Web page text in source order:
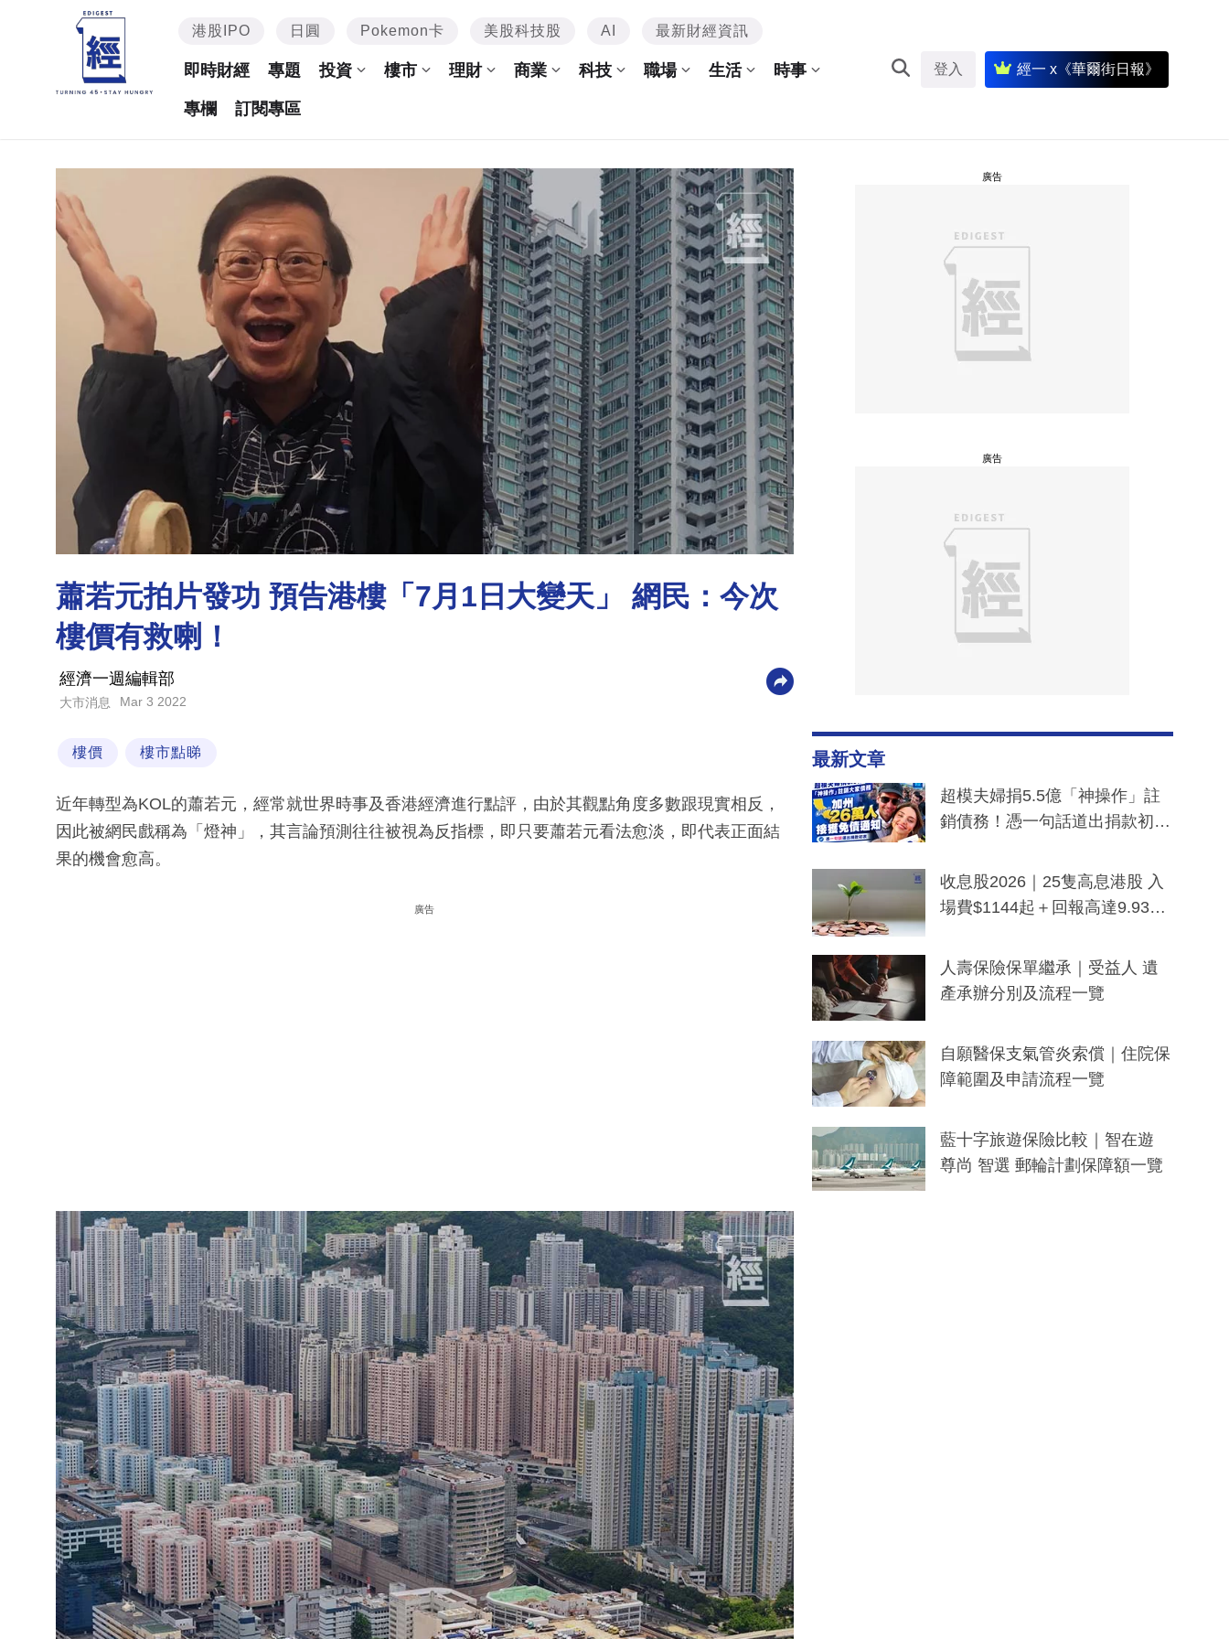
港股IPO 日圓 Pokemon卡 美股科技股 AI 最新財經資訊
即時財經 專題 投資 樓市 理財 商業 科技 職場 生活 時事
專欄 訂閱專區
登入 經一 x《華爾街日報》
蕭若元拍片發功 預告港樓「7月1日大變天」 網民：今次
樓價有救喇！
經濟一週編輯部
大市消息 Mar 3 2022
樓價 樓市點睇
近年轉型為KOL的蕭若元，經常就世界時事及香港經濟進行點評，由於其觀點角度多數跟現實相反，
因此被網民戲稱為「燈神」，其言論預測往往被視為反指標，即只要蕭若元看法愈淡，即代表正面結
果的機會愈高。
廣告
廣告
廣告
最新文章
超模夫婦捐5.5億「神操作」註
銷債務！憑一句話道出捐款初
一度被誤當詐騙手段
收息股2026｜25隻高息港股 入
場費$1144起＋回報高達9.93
人壽保險保單繼承｜受益人 遺
產承辦分別及流程一覽
自願醫保支氣管炎索償｜住院保
障範圍及申請流程一覽
藍十字旅遊保險比較｜智在遊
尊尚 智選 郵輪計劃保障額一覽